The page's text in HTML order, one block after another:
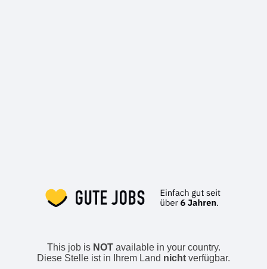
This job is NOTavailable in your country.
Diese Stelle ist in Ihrem Land nicht verfügbar.